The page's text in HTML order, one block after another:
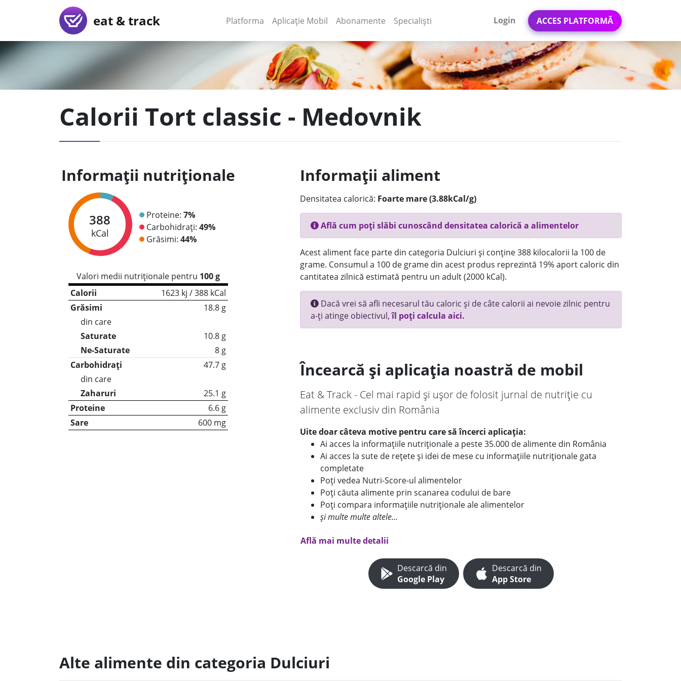
eat & track Platforma (current)
Aplicație Mobil (current)
Abonamente Specialiști Login ACCES PLATFORMĂ
Calorii Tort classic - Medovnik
Informații nutriționale
388
kCal
Proteine: 7%
Carbohidrați: 49%
Grăsimi: 44%
Valori medii nutriționale pentru 100 g
Calorii
1623 kj / 388 kCal
Grăsimi
18.8 g
din care
Saturate
10.8 g
Ne-Saturate
8 g
Carbohidrați
47.7 g
din care
Zaharuri
25.1 g
Proteine
6.6 g
Sare
600 mg
Informații aliment
Densitatea calorică: Foarte mare (3.88kCal/g)
Află cum poți slăbi cunoscând densitatea calorică a alimentelor
Acest aliment face parte din categoria Dulciuri și conține 388 kilocalorii la 100 de
grame. Consumul a 100 de grame din acest produs reprezintă 19% aport caloric din
cantitatea zilnică estimată pentru un adult (2000 kCal).
Dacă vrei să afli necesarul tău caloric și de câte calorii ai nevoie zilnic pentru
a-ți atinge obiectivul,îl poți calcula aici.
Încearcă și aplicația noastră de mobil
Eat & Track - Cel mai rapid și ușor de folosit jurnal de nutriție cu
alimente exclusiv din România
Uite doar câteva motive pentru care să încerci aplicația:
Ai acces la informațiile nutriționale a peste 35.000 de alimente din România
Ai acces la sute de rețete și idei de mese cu informațiile nutriționale gata
completate
Poți vedea Nutri-Score-ul alimentelor
Poți căuta alimente prin scanarea codului de bare
Poți compara informațiile nutriționale ale alimentelor
și multe multe altele...
Află mai multe detalii
Descarcă din
Google Play
Descarcă din
App Store
Alte alimente din categoria Dulciuri